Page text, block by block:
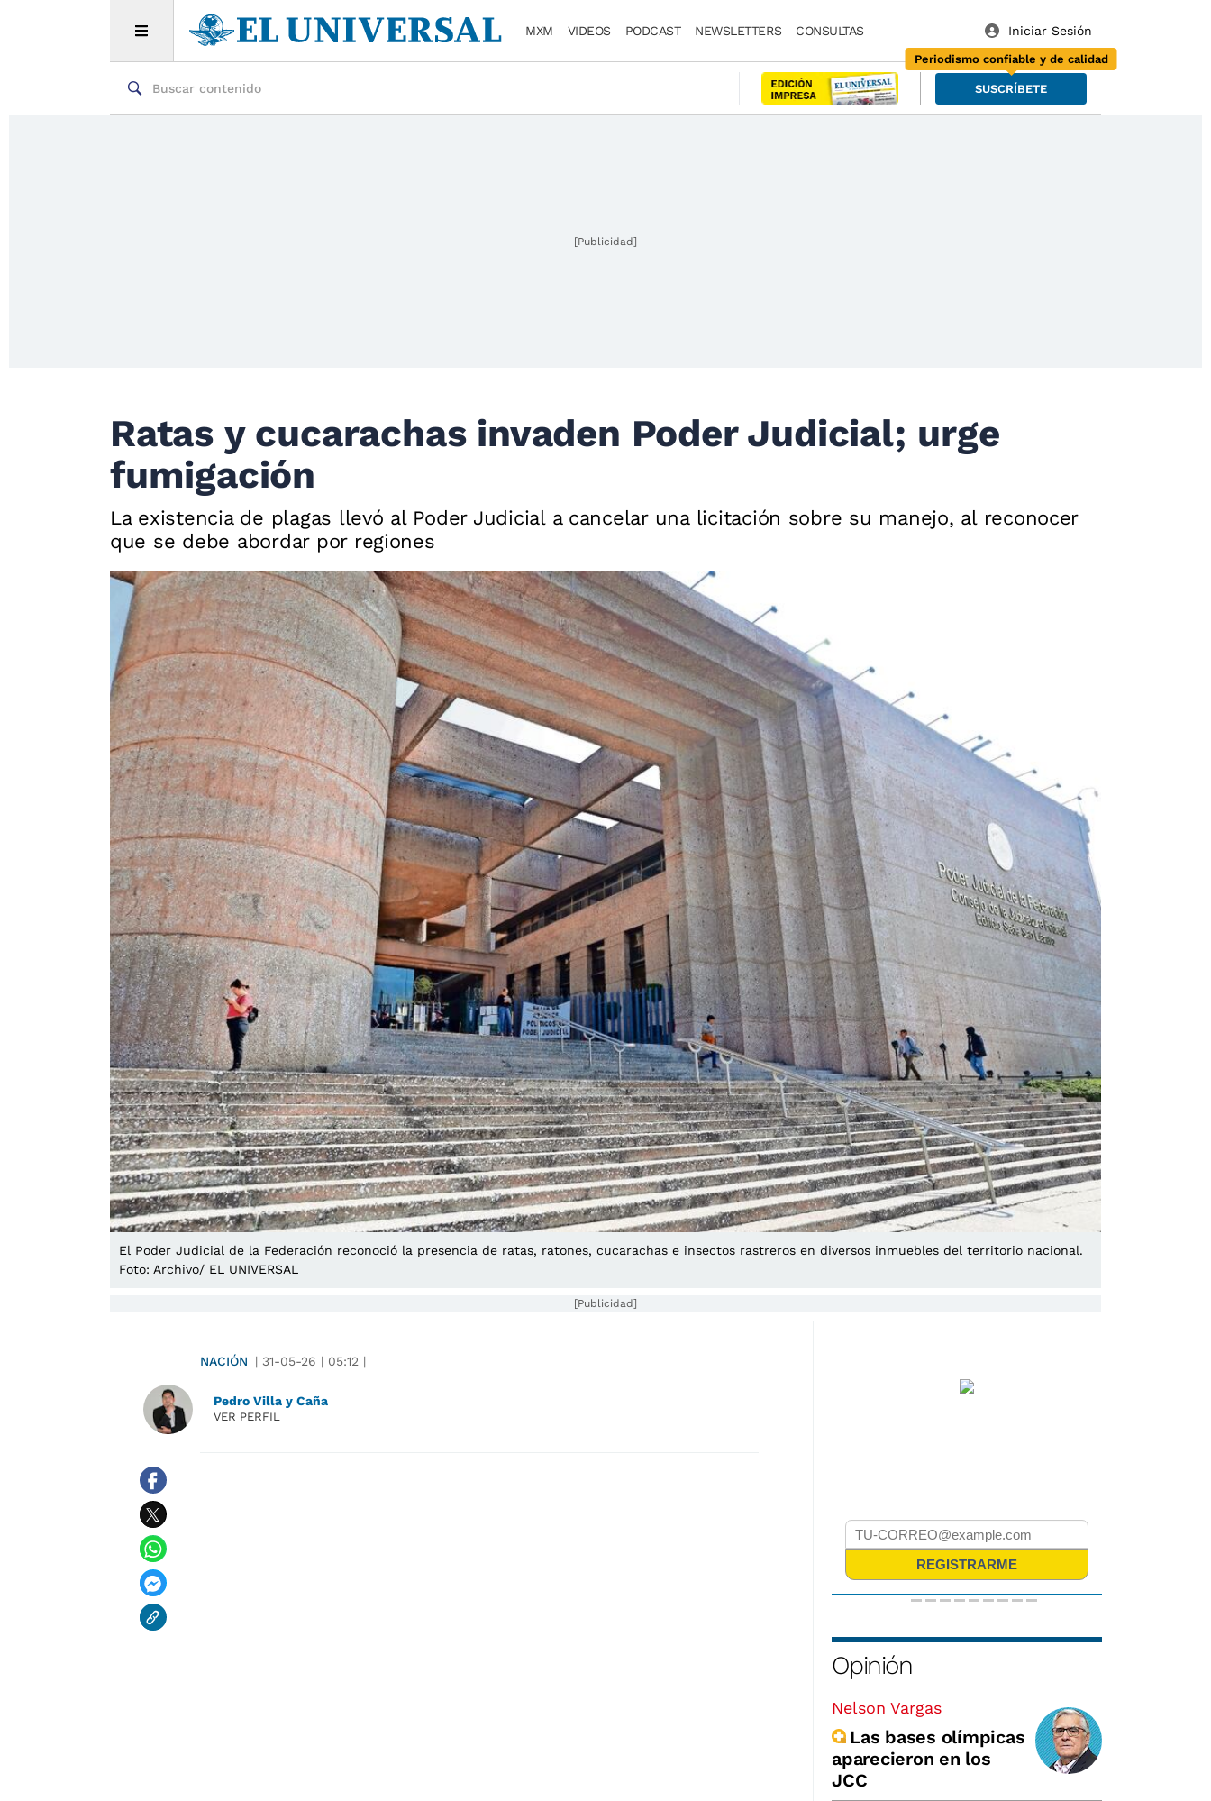
MXM VIDEOS PODCAST NEWSLETTERS CONSULTAS
SUSCRÍBETE
Periodismo confiable y de calidad
[Publicidad]
Ratas y cucarachas invaden Poder Judicial; urge
fumigación
La existencia de plagas llevó al Poder Judicial a cancelar una licitación sobre su manejo, al reconocer
que se debe abordar por regiones
El Poder Judicial de la Federación reconoció la presencia de ratas, ratones, cucarachas e insectos rastreros en diversos inmuebles del territorio nacional.
Foto: Archivo/ EL UNIVERSAL
[Publicidad]
NACIÓN | 31-05-26 | 05:12 |
Pedro Villa y Caña
VER PERFIL
Opinión
Nelson Vargas
Las bases olímpicas
aparecieron en los
JCC